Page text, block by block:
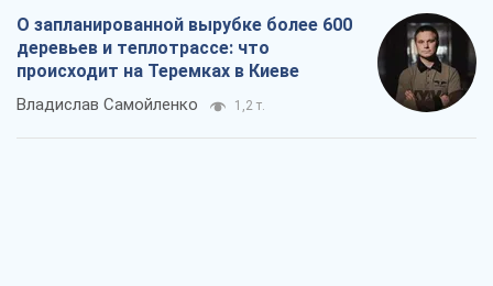
О запланированной вырубке более 600
деревьев и теплотрассе: что
происходит на Теремках в Киеве
Владислав Самойленко 1,2 т.